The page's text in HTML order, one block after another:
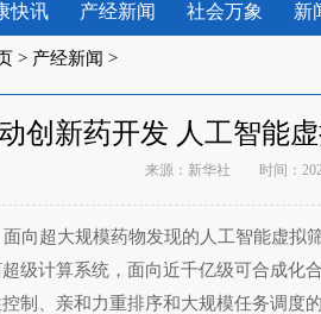
快讯 产经新闻 社会万象 新
> 产经新闻 >
创新药开发 人工智能
来源： 新华社 时间：
超大规模药物发现的人工智能虚拟
级计算系统，面向近千亿级可合成化
制、亲和力重排序和大规模任务调度